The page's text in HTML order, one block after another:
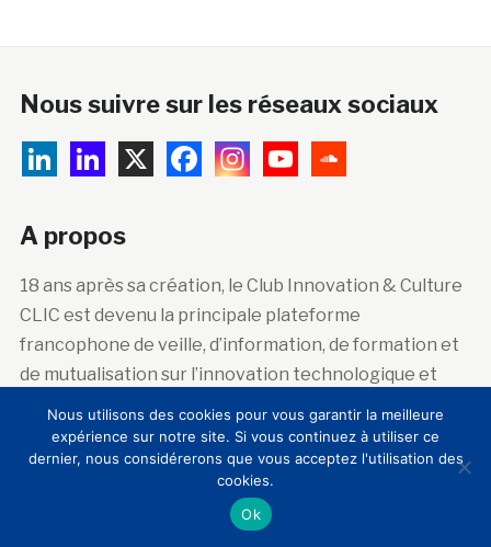
Nous suivre sur les réseaux sociaux
A propos
18 ans après sa création, le Club Innovation & Culture
CLIC est devenu la principale plateforme
francophone de veille, d’information, de formation et
de mutualisation sur l’innovation technologique et
sociale dans les lieux de patrimoine artistique,
historique et scientifique.
Abonnez-vous à la newsletter
Nous utilisons des cookies pour vous garantir la meilleure
expérience sur notre site. Si vous continuez à utiliser ce
dernier, nous considérerons que vous acceptez l'utilisation des
cookies.
Ok